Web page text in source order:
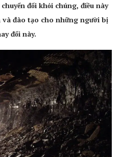
đổi khỏi chúng, điều này
đào tạo cho những người bị
đổi này.